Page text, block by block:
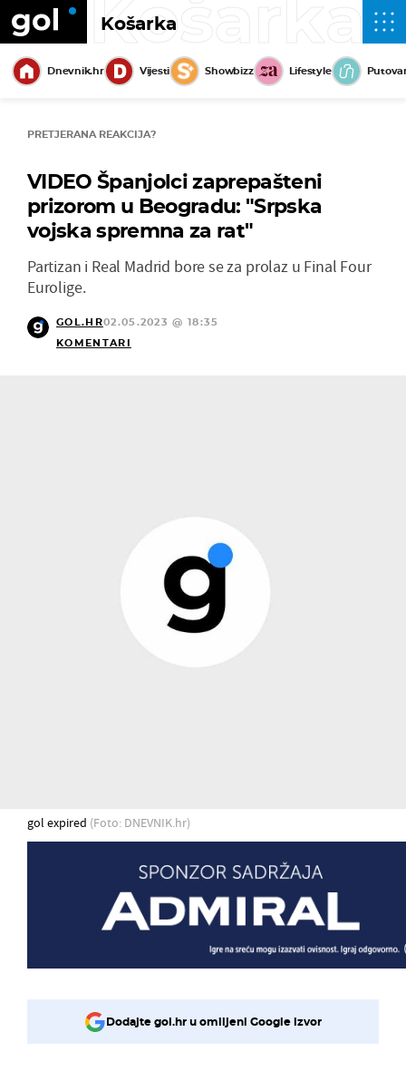
Košarka
Košarka
Dnevnik.hr Vijesti Showbizz Lifestyle
PRETJERANA REAKCIJA?
VIDEO Španjolci zaprepašteni
prizorom u Beogradu: "Srpska
vojska spremna za rat"
Partizan i Real Madrid bore se za prolaz u Final Four
Eurolige.
GOL.HR02.05.2023 @ 18:35
KOMENTARI
gol expired (Foto: DNEVNIK.hr)
Dodajte gol.hr u omiljeni Google izvor